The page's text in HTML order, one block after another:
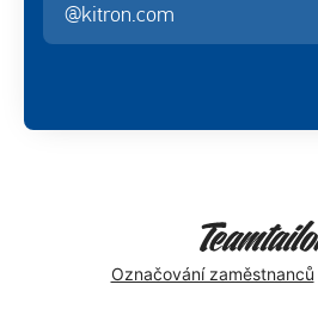
@kitron.com
Označování zaměstnanců